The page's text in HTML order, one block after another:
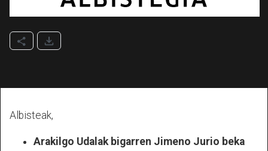
Albisteak,
Arakilgo Udalak bigarren Jimeno Jurio beka